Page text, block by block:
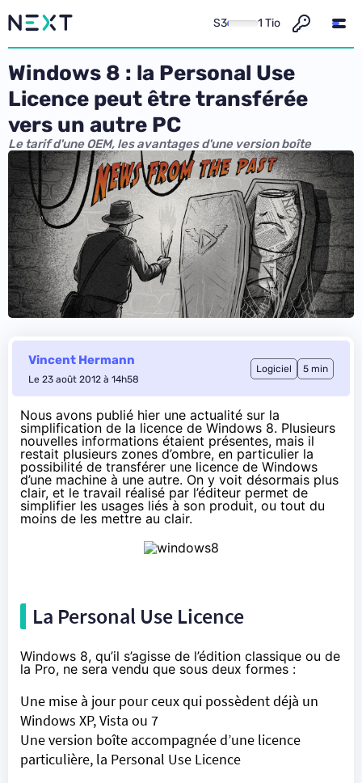
S3 1 Tio
Windows 8 : la Personal Use
Licence peut être transférée
vers un autre PC
Le tarif d'une OEM, les avantages d'une version boîte
Vincent Hermann
Le 23 août 2012 à 14h58
Logiciel 5 min
Nous avons publié hier une actualité sur la
simplification de la licence de Windows 8. Plusieurs
nouvelles informations étaient présentes, mais il
restait plusieurs zones d’ombre, en particulier la
possibilité de transférer une licence de Windows
d’une machine à une autre. On y voit désormais plus
clair, et le travail réalisé par l’éditeur permet de
simplifier les usages liés à son produit, ou tout du
moins de les mettre au clair.
La Personal Use Licence
Windows 8, qu’il s’agisse de l’édition classique ou de
la Pro, ne sera vendu que sous deux formes :
Une mise à jour pour ceux qui possèdent déjà un
Windows XP, Vista ou 7
Une version boîte accompagnée d’une licence
particulière, la Personal Use Licence